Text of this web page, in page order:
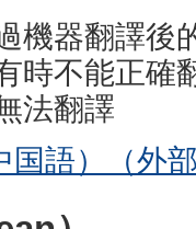
機器翻譯後
時不能正確
法翻譯
国語）（外